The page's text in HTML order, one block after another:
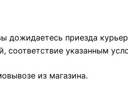
приезда
соответствие указанным
из магазина.